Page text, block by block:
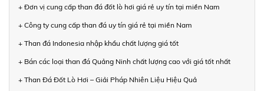
+ Đơn vị cung cấp than đá đốt lò hơi giá rẻ uy tín tại miền Nam
+ Công ty cung cấp than đá uy tín giá rẻ tại miền Nam
+ Than đá Indonesia nhập khẩu chất lượng giá tốt
+ Bán các loại than đá Quảng Ninh chất lượng cao với giá tốt nhất
+ Than Đá Đốt Lò Hơi – Giải Pháp Nhiên Liệu Hiệu Quả